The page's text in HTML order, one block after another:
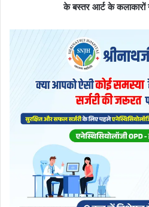
के बस्तर आर्ट के कलाकारों